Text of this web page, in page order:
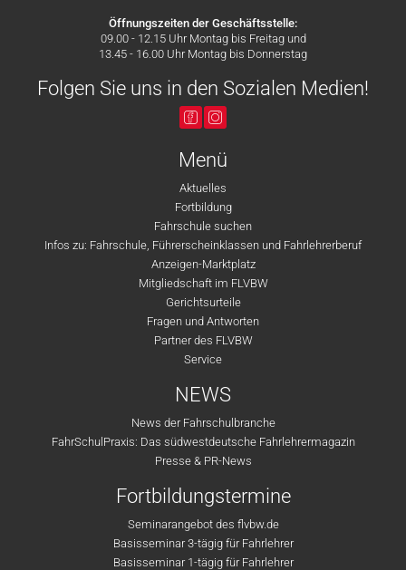
Öffnungszeiten der Geschäftsstelle:
09.00 - 12.15 Uhr Montag bis Freitag und
13.45 - 16.00 Uhr Montag bis Donnerstag
Folgen Sie uns in den Sozialen Medien!
Menü
Aktuelles
Fortbildung
Fahrschule suchen
Infos zu: Fahrschule, Führerscheinklassen und Fahrlehrerberuf
Anzeigen-Marktplatz
Mitgliedschaft im FLVBW
Gerichtsurteile
Fragen und Antworten
Partner des FLVBW
Service
NEWS
News der Fahrschulbranche
FahrSchulPraxis: Das südwestdeutsche Fahrlehrermagazin
Presse & PR-News
Fortbildungstermine
Seminarangebot des flvbw.de
Basisseminar 3-tägig für Fahrlehrer
Basisseminar 1-tägig für Fahrlehrer